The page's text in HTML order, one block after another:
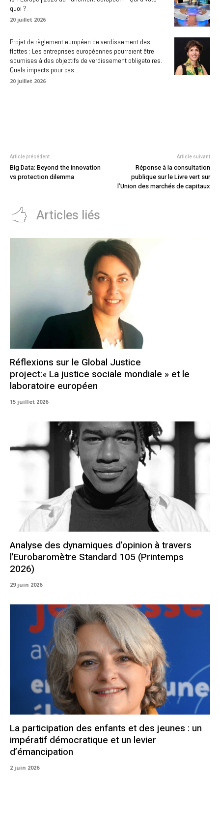
quoi ?
20 juillet 2026
Projet de règlement européen de verdissement des
flottes : Les entreprises européennes pourraient être
soumises à des objectifs de verdissement obligatoires.
Quels impacts pour ces...
20 juillet 2026
Article précédent
Big Data: Beyond the innovation
vs protection dilemma
Article suivant
Réponse à la consultation
publique sur le Livre vert sur
l’Union des marchés de capitaux
Articles liés
Réflexions sur le Global Justice
project:« La justice sociale mondiale » et le
laboratoire européen
15 juillet 2026
Analyse des dynamiques d’opinion à travers
l’Eurobaromètre Standard 105 (Printemps
2026)
29 juin 2026
La participation des enfants et des jeunes : un
impératif démocratique et un levier
d’émancipation
2 juin 2026